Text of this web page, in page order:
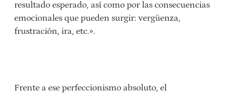
resultado esperado, así como por las consecuencias
emocionales que pueden surgir: vergüenza,
frustración, ira, etc.».
Frente a ese perfeccionismo absoluto, el